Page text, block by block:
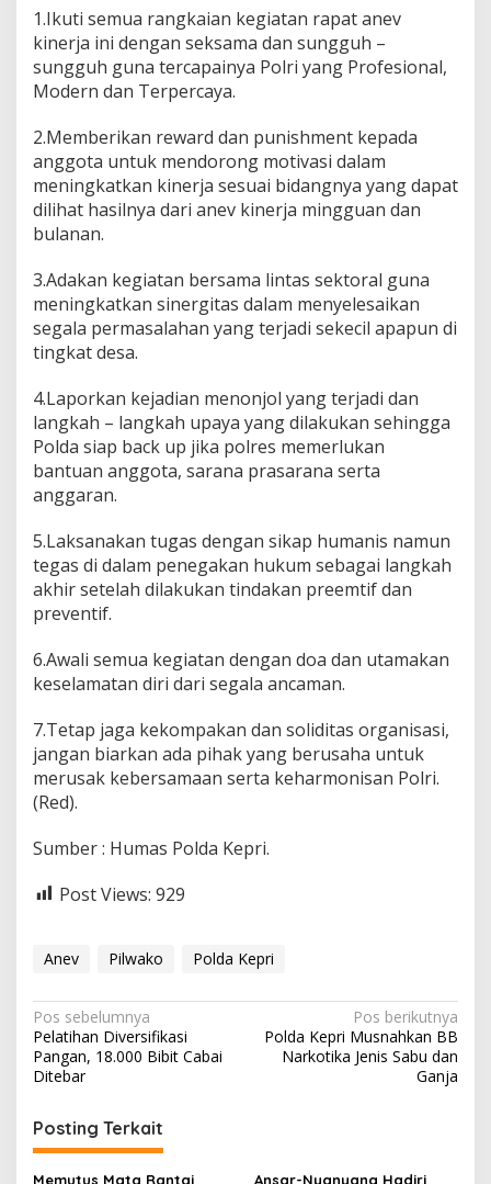
1.Ikuti semua rangkaian kegiatan rapat anev
kinerja ini dengan seksama dan sungguh –
sungguh guna tercapainya Polri yang Profesional,
Modern dan Terpercaya.
2.Memberikan reward dan punishment kepada
anggota untuk mendorong motivasi dalam
meningkatkan kinerja sesuai bidangnya yang dapat
dilihat hasilnya dari anev kinerja mingguan dan
bulanan.
3.Adakan kegiatan bersama lintas sektoral guna
meningkatkan sinergitas dalam menyelesaikan
segala permasalahan yang terjadi sekecil apapun di
tingkat desa.
4.Laporkan kejadian menonjol yang terjadi dan
langkah – langkah upaya yang dilakukan sehingga
Polda siap back up jika polres memerlukan
bantuan anggota, sarana prasarana serta
anggaran.
5.Laksanakan tugas dengan sikap humanis namun
tegas di dalam penegakan hukum sebagai langkah
akhir setelah dilakukan tindakan preemtif dan
preventif.
6.Awali semua kegiatan dengan doa dan utamakan
keselamatan diri dari segala ancaman.
7.Tetap jaga kekompakan dan soliditas organisasi,
jangan biarkan ada pihak yang berusaha untuk
merusak kebersamaan serta keharmonisan Polri.
(Red).
Sumber : Humas Polda Kepri.
Post Views: 929
Anev Pilwako Polda Kepri
N
a
v
i
g
a
Pos sebelumnya
Pelatihan Diversifikasi
Pangan, 18.000 Bibit Cabai
Ditebar
Pos berikutnya
Polda Kepri Musnahkan BB
Narkotika Jenis Sabu dan
Ganja
Posting Terkait
Memutus Mata Rantai Ansar-Nyanyang Hadiri